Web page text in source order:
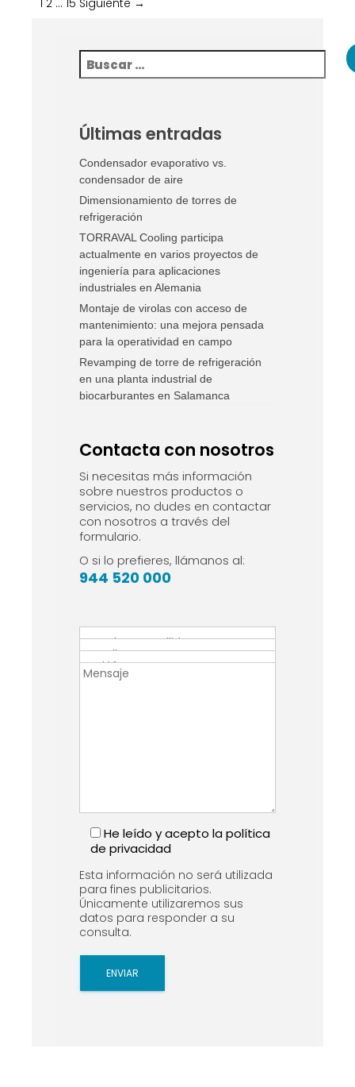
1 2 … 15 Siguiente →
Últimas entradas
Condensador evaporativo vs.
condensador de aire
Dimensionamiento de torres de
refrigeración
TORRAVAL Cooling participa
actualmente en varios proyectos de
ingeniería para aplicaciones
industriales en Alemania
Montaje de virolas con acceso de
mantenimiento: una mejora pensada
para la operatividad en campo
Revamping de torre de refrigeración
en una planta industrial de
biocarburantes en Salamanca
Contacta con nosotros
Si necesitas más información
sobre nuestros productos o
servicios, no dudes en contactar
con nosotros a través del
formulario.
O si lo prefieres, llámanos al:
944 520 000
He leído y acepto la política
de privacidad
Esta información no será utilizada
para fines publicitarios.
Únicamente utilizaremos sus
datos para responder a su
consulta.